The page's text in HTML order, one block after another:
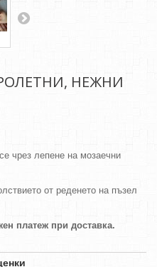
НЕЖНИ
чрез лепене на мозаечни
от реденето на пъзел
платеж при доставка.